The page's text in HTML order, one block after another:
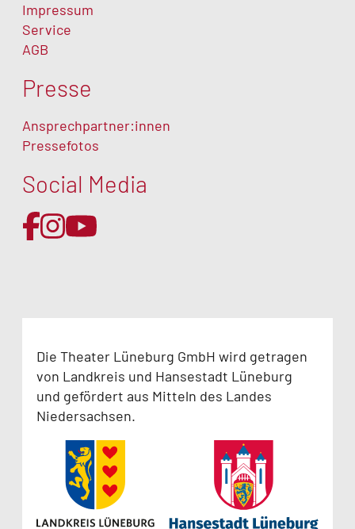
Impressum
Service
AGB
Presse
Ansprechpartner:innen
Pressefotos
Social Media
Die Theater Lüneburg GmbH wird getragen
von Landkreis und Hansestadt Lüneburg
und gefördert aus Mitteln des Landes
Niedersachsen.